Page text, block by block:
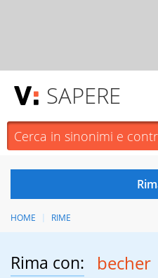
SAPERE
HOME RIME
Rima con: becher